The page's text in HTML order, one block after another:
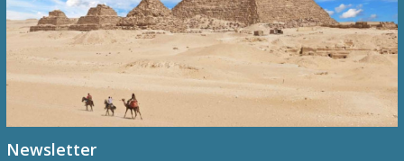
Newsletter